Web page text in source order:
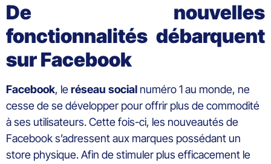
De nouvelles
fonctionnalités débarquent
sur Facebook
Facebook, leréseau social numéro 1 au monde, ne
cesse de se développer pour offrir plus de commodité
à ses utilisateurs. Cette fois-ci, les nouveautés de
Facebook s’adressent aux marques possédant un
store physique. Afin de stimuler plus efficacement le